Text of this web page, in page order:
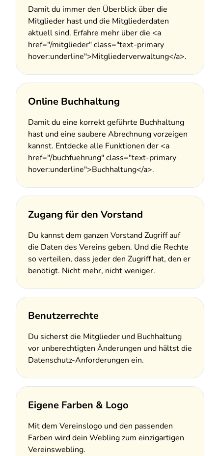
Damit du immer den Überblick über die
Mitglieder hast und die Mitgliederdaten
aktuell sind. Erfahre mehr über die <a
href="/mitglieder" class="text-primary
hover:underline">Mitgliederverwaltung</a>.
Online Buchhaltung
Damit du eine korrekt geführte Buchhaltung
hast und eine saubere Abrechnung vorzeigen
kannst. Entdecke alle Funktionen der <a
href="/buchfuehrung" class="text-primary
hover:underline">Buchhaltung</a>.
Zugang für den Vorstand
Du kannst dem ganzen Vorstand Zugriff auf
die Daten des Vereins geben. Und die Rechte
so verteilen, dass jeder den Zugriff hat, den er
benötigt. Nicht mehr, nicht weniger.
Benutzerrechte
Du sicherst die Mitglieder und Buchhaltung
vor unberechtigten Änderungen und hältst die
Datenschutz-Anforderungen ein.
Eigene Farben & Logo
Mit dem Vereinslogo und den passenden
Farben wird dein Webling zum einzigartigen
Vereinswebling.